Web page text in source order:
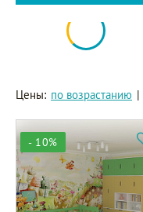
Цены: по возрастанию |
- 10%